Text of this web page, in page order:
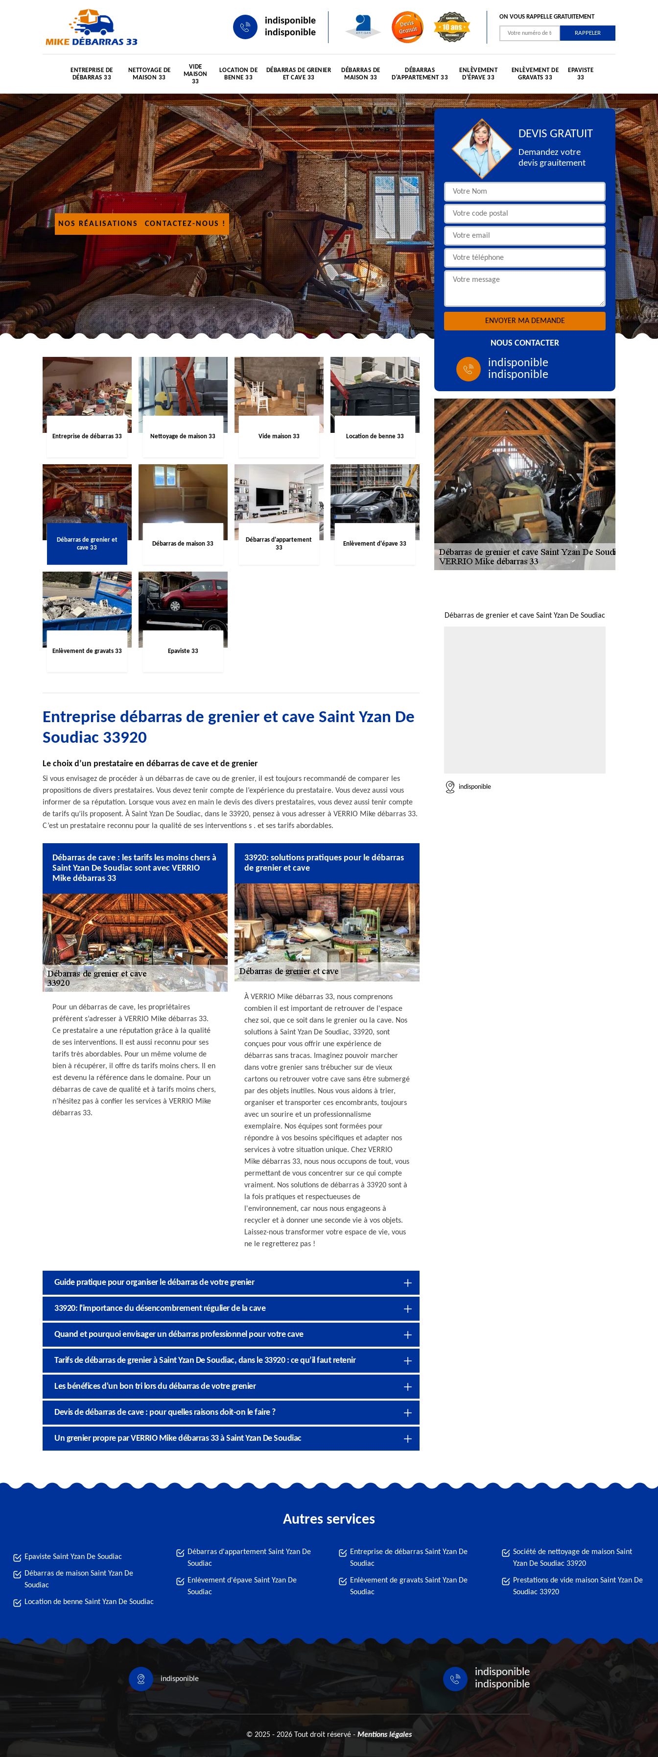
indisponible
indisponible
ON VOUS RAPPELLE GRATUITEMENT
ENTREPRISE DE
DÉBARRAS 33
NETTOYAGE DE
MAISON 33
VIDE
MAISON
33
LOCATION DE
BENNE 33
DÉBARRAS DE GRENIER
ET CAVE 33
DÉBARRAS DE
MAISON 33
DÉBARRAS
D'APPARTEMENT 33
ENLÈVEMENT
D'ÉPAVE 33
ENLÈVEMENT DE
GRAVATS 33
EPAVISTE
33
NOS RÉALISATIONS CONTACTEZ-NOUS !
Entreprise de débarras 33 Nettoyage de maison 33 Vide maison 33 Location de benne 33
Débarras de grenier et
cave 33
Débarras de maison 33
Débarras d'appartement
33
Enlèvement d'épave 33
Enlèvement de gravats 33 Epaviste 33
Entreprise débarras de grenier et cave Saint Yzan De
Soudiac 33920
Le choix d’un prestataire en débarras de cave et de grenier
Si vous envisagez de procéder à un débarras de cave ou de grenier, il est toujours recommandé de comparer les
propositions de divers prestataires. Vous devez tenir compte de l’expérience du prestataire. Vous devez aussi vous
informer de sa réputation. Lorsque vous avez en main le devis des divers prestataires, vous devez aussi tenir compte
de tarifs qu’ils proposent. À Saint Yzan De Soudiac, dans le 33920, pensez à vous adresser à VERRIO Mike débarras 33.
C’est un prestataire reconnu pour la qualité de ses interventions s . et ses tarifs abordables.
Débarras de cave : les tarifs les moins chers à
Saint Yzan De Soudiac sont avec VERRIO
Mike débarras 33
Pour un débarras de cave, les propriétaires
préfèrent s’adresser à VERRIO Mike débarras 33.
Ce prestataire a une réputation grâce à la qualité
de ses interventions. Il est aussi reconnu pour ses
tarifs très abordables. Pour un même volume de
bien à récupérer, il offre ds tarifs moins chers. Il en
est devenu la référence dans le domaine. Pour un
débarras de cave de qualité et à tarifs moins chers,
n’hésitez pas à confier les services à VERRIO Mike
débarras 33.
33920: solutions pratiques pour le débarras
de grenier et cave
À VERRIO Mike débarras 33, nous comprenons
combien il est important de retrouver de l'espace
chez soi, que ce soit dans le grenier ou la cave. Nos
solutions à Saint Yzan De Soudiac, 33920, sont
conçues pour vous offrir une expérience de
débarras sans tracas. Imaginez pouvoir marcher
dans votre grenier sans trébucher sur de vieux
cartons ou retrouver votre cave sans être submergé
par des objets inutiles. Nous vous aidons à trier,
organiser et transporter ces encombrants, toujours
avec un sourire et un professionnalisme
exemplaire. Nos équipes sont formées pour
répondre à vos besoins spécifiques et adapter nos
services à votre situation unique. Chez VERRIO
Mike débarras 33, nous nous occupons de tout, vous
permettant de vous concentrer sur ce qui compte
vraiment. Nos solutions de débarras à 33920 sont à
la fois pratiques et respectueuses de
l'environnement, car nous nous engageons à
recycler et à donner une seconde vie à vos objets.
Laissez-nous transformer votre espace de vie, vous
ne le regretterez pas !
Guide pratique pour organiser le débarras de votre grenier
33920: l'importance du désencombrement régulier de la cave
Quand et pourquoi envisager un débarras professionnel pour votre cave
Tarifs de débarras de grenier à Saint Yzan De Soudiac, dans le 33920 : ce qu’il faut retenir
Les bénéfices d'un bon tri lors du débarras de votre grenier
Devis de débarras de cave : pour quelles raisons doit-on le faire ?
Un grenier propre par VERRIO Mike débarras 33 à Saint Yzan De Soudiac
DEVIS GRATUIT
Demandez votre
devis grauitement
NOUS CONTACTER
indisponible
indisponible
Débarras de grenier et cave Saint Yzan De Soudiac
indisponible
Autres services
Epaviste Saint Yzan De Soudiac
Débarras de maison Saint Yzan De
Soudiac
Location de benne Saint Yzan De Soudiac
Débarras d'appartement Saint Yzan De
Soudiac
Enlèvement d'épave Saint Yzan De
Soudiac
Entreprise de débarras Saint Yzan De
Soudiac
Enlèvement de gravats Saint Yzan De
Soudiac
Société de nettoyage de maison Saint
Yzan De Soudiac 33920
Prestations de vide maison Saint Yzan De
Soudiac 33920
indisponible
indisponible
indisponible
© 2025 - 2026 Tout droit réservé - Mentions légales